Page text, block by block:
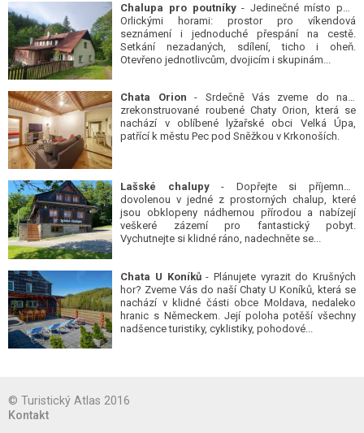
Chalupa pro poutníky- Jedinečné místo pod
Orlickými horami: prostor pro víkendová
seznámení i jednoduché přespání na cestě.
Setkání nezadaných, sdílení, ticho i oheň.
Otevřeno jednotlivcům, dvojicím i skupinám...
Chata Orion - Srdečně Vás zveme do naší
zrekonstruované roubené Chaty Orion, která se
nachází v oblíbené lyžařské obci Velká Úpa,
patřící k městu Pec pod Sněžkou v Krkonoších.
Lašské chalupy- Dopřejte si příjemnou
dovolenou v jedné z prostorných chalup, které
jsou obklopeny nádhernou přírodou a nabízejí
veškeré zázemí pro fantastický pobyt.
Vychutnejte si klidné ráno, nadechněte se...
Chata U Koníků- Plánujete vyrazit do Krušných
hor? Zveme Vás do naší Chaty U Koníků, která se
nachází v klidné části obce Moldava, nedaleko
hranic s Německem. Její poloha potěší všechny
nadšence turistiky, cyklistiky, pohodové...
© Turistický Atlas 2016
Kontakt